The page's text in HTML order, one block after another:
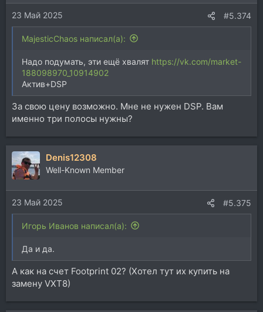
23 Май 2025 #5.374
MajesticChaos написал(а):
Надо подумать, эти ещё хвалят https://vk.com/market-
188098970_10914902
Актив+DSP
За свою цену возможно. Мне не нужен DSP. Вам
именно три полосы нужны?
Denis12308
Well-Known Member
23 Май 2025 #5.375
Игорь Иванов написал(а):
Да и да.
А как на счет Footprint 02? (Хотел тут их купить на
замену VXT8)